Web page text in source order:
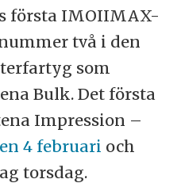
första IMOIIMAX-
två i den
som
Bulk. Det första
Impression –
4 februari och
torsdag.